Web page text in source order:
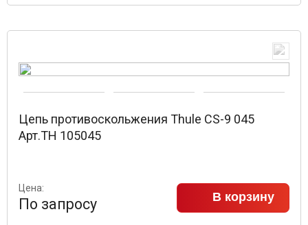
Цепь противоскольжения Thule CS-9 045
Арт.TH 105045
Цена:
По запросу В корзину